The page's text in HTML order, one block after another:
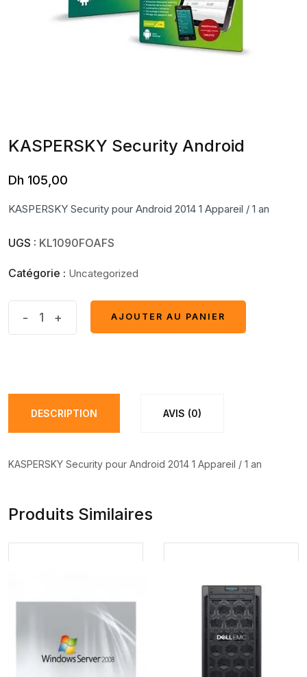
KASPERSKY Security Android
Dh 105,00
KASPERSKY Security pour Android 2014 1 Appareil / 1 an
UGS : KL1090FOAFS
Catégorie : Uncategorized
- +
AJOUTER AU PANIER
DESCRIPTION AVIS (0)
KASPERSKY Security pour Android 2014 1 Appareil / 1 an
Produits Similaires